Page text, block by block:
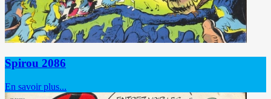
Spirou 2086
En savoir plus...